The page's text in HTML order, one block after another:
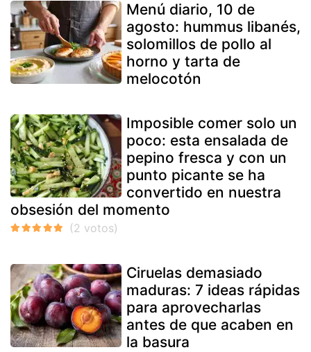
Menú diario, 10 de
agosto: hummus libanés,
solomillos de pollo al
horno y tarta de
melocotón
Imposible comer solo un
poco: esta ensalada de
pepino fresca y con un
punto picante se ha
convertido en nuestra
obsesión del momento
Ciruelas demasiado
maduras: 7 ideas rápidas
para aprovecharlas
antes de que acaben en
la basura